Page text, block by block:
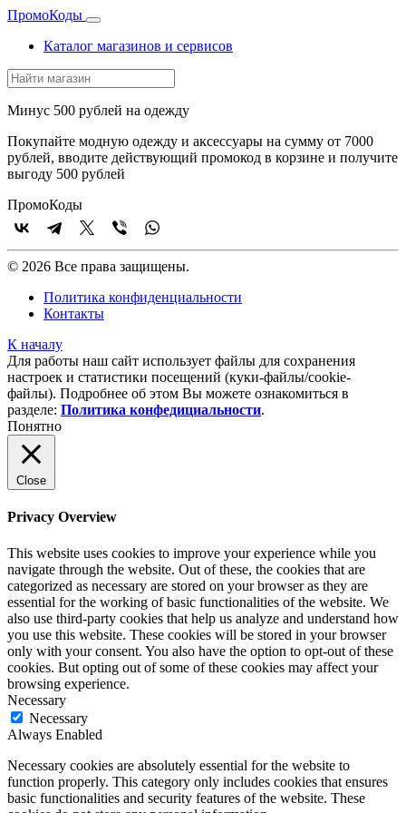
ПромоКоды
Каталог магазинов и сервисов
Минус 500 рублей на одежду
Покупайте модную одежду и аксессуары на сумму от 7000
рублей, вводите действующий промокод в корзине и получите
выгоду 500 рублей
ПромоКоды
© 2026 Все права защищены.
Политика конфиденциальности
Контакты
К началу
Для работы наш сайт использует файлы для сохранения
настроек и статистики посещений (куки‑файлы/cookie-
файлы). Подробнее об этом Вы можете ознакомиться в
разделе: Политика конфедициальности.
Понятно
Close
Privacy Overview
This website uses cookies to improve your experience while you
navigate through the website. Out of these, the cookies that are
categorized as necessary are stored on your browser as they are
essential for the working of basic functionalities of the website. We
also use third-party cookies that help us analyze and understand how
you use this website. These cookies will be stored in your browser
only with your consent. You also have the option to opt-out of these
cookies. But opting out of some of these cookies may affect your
browsing experience.
Necessary
Necessary
Always Enabled
Necessary cookies are absolutely essential for the website to
function properly. This category only includes cookies that ensures
basic functionalities and security features of the website. These